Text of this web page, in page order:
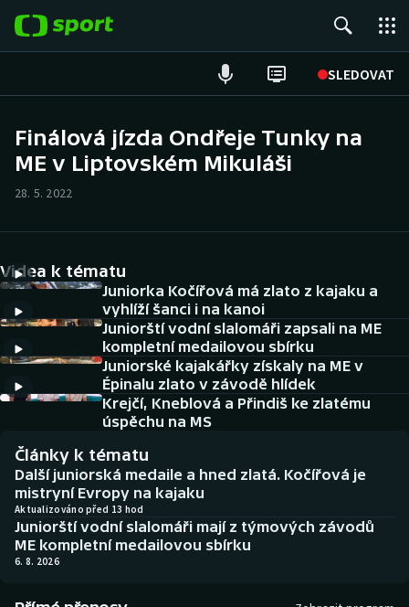
SLEDOVAT
Hokej
Cyklistika
DALŠÍ SPORTY
Americký fotbal
Baseball a softbal
Basketbal
Biatlon
Boby a skeleton
Box
NEPŘEHLÉDNĚTE
Historické návraty
Aplikace ČT sport
AZ kvíz
Finálová jízda Ondřeje Tunky na
ME v Liptovském Mikuláši
28. 5. 2022
Videa k tématu
Juniorka Kočířová má zlato z kajaku a
vyhlíží šanci i na kanoi
Juniorští vodní slalomáři zapsali na ME
kompletní medailovou sbírku
Juniorské kajakářky získaly na ME v
Épinalu zlato v závodě hlídek
Krejčí, Kneblová a Přindiš ke zlatému
úspěchu na MS
Články k tématu
Další juniorská medaile a hned zlatá. Kočířová je
mistryní Evropy na kajaku
Aktualizováno před 13 hod
Juniorští vodní slalomáři mají z týmových závodů
ME kompletní medailovou sbírku
6. 8. 2026